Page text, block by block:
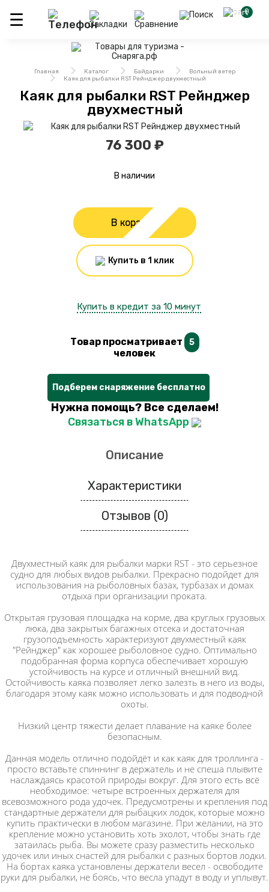
0
Главная Каталог Байдарки
Вольный ветер
Каяк для рыбалки RST Рейнджер двухместный
Каяк для рыбалки RST Рейнджер
двухместный
76 300 ₽
В наличии
В корзину
Купить в 1 клик
Купить в кредит за 10 минут
Товар просматривает 5
человек
Подберем снаряжение бесплатно
Нужна помощь? Все сделаем!
Связаться в WhatsApp
Описание
Характеристики
Отзывов (0)
Двухместный каяк для рыбалки марки RST - это серьезное
судно для любых видов рыбалки. Прекрасно подойдет для
использования на рыболовных базах, турбазах и домах
отдыха при организации проката.
Открытая грузовая площадка на корме, два круглых грузовых
люка, два закрытых багажных отсека и достаточная
грузоподъемность характеризуют двухместный каяк
"Рейнджер" как хорошее рыболовное судно. Оптимально
подобранная форма корпуса обеспечивает хорошую
устойчивость на курсе и отличный внешний вид.
Остойчивость каяка позволяет легко залезть в него из воды,
благодаря этому каяк можно использовать и для подводной
охоты.
Низкий центр тяжести делает плавание на каяке более
безопасным.
Данная модель отлично подойдёт и как каяк для троллинга -
просто вставьте спиннинг в держатель и не спеша плывите
наслаждаясь красотой природы вокруг. Для этого есть всё
необходимое: четыре встроенных держателя для
всевозможного рода удочек. Предусмотрены и крепления под
стандартные держатели для рыбацких лодок, которые можно
купить практически в любом магазине. При желании, на это
крепление можно установить хоть эхолот, чтобы знать где
затаилась рыба. Вы можете сразу разместить несколько
удочек или иных снастей для рыбалки с разных бортов лодки.
На бортах каяка установлены держатели весел - освободите
руки для рыбалки, не боясь, что весла упадут в воду и уплывут.